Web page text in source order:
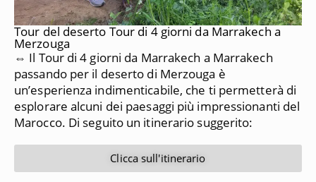
Tour del deserto Tour di 4 giorni da Marrakech a
Merzouga
⇔ Il Tour di 4 giorni da Marrakech a Marrakech
passando per il deserto di Merzouga è
un’esperienza indimenticabile, che ti permetterà di
esplorare alcuni dei paesaggi più impressionanti del
Marocco. Di seguito un itinerario suggerito:
Clicca sull'itinerario